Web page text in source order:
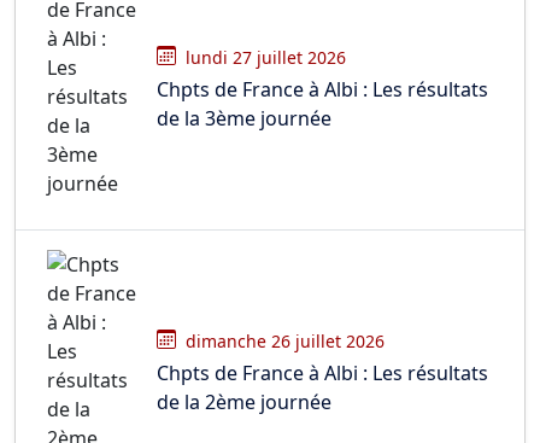
lundi 27 juillet 2026
Chpts de France à Albi : Les résultats
de la 3ème journée
dimanche 26 juillet 2026
Chpts de France à Albi : Les résultats
de la 2ème journée